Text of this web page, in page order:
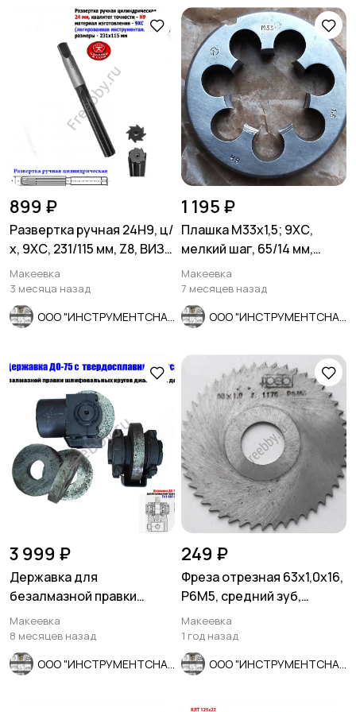
899 ₽
Развертка ручная 24Н9, ц/
х, 9ХС, 231/115 мм, Z8, ВИЗ,
СССР.
Макеевка
3 месяца назад
1 195 ₽
Плашка М33х1,5; 9ХС,
мелкий шаг, 65/14 мм,
ГОСТ 7740-71, СССР.
Макеевка
7 месяцев назад
3 999 ₽
Державка для
безалмазной правки
шлифовальных кругов
ДО-75 с кругом.
Макеевка
8 месяцев назад
249 ₽
Фреза отрезная 63х1,0х16,
Р6М5, средний зуб,
Z40, тип 2, 2254-1176, ГО
Макеевка
1 год назад